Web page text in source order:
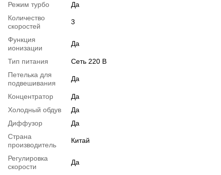
Режим турбо
Да
Количество
скоростей
3
Функция
ионизации
Да
Тип питания
Сеть 220 В
Петелька для
подвешивания
Да
Концентратор
Да
Холодный обдув
Да
Диффузор
Да
Страна
производитель
Китай
Регулировка
скорости
Да